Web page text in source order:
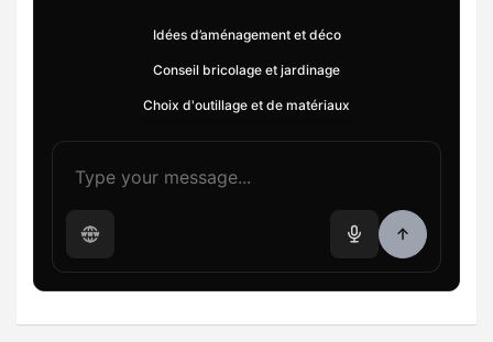
Idées d’aménagement et déco
Conseil bricolage et jardinage
Choix d'outillage et de matériaux